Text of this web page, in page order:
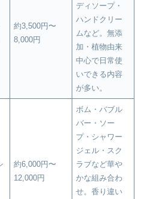
約3,500円〜
8,000円
ディソープ・
ハンドクリー
ムなど。無添
加・植物由来
中心で日常使
いできる内容
が多い。
約6,000円〜
12,000円
ボム・バブル
バー・ソー
プ・シャワー
ジェル・スク
ラブなど華や
かな組み合わ
せ。香り違い